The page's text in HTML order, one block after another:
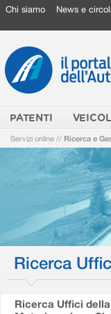
Chi siamo News e
PATENTI
Servizi online // Ricerca e
Ricerca
Ricerca Uffici della